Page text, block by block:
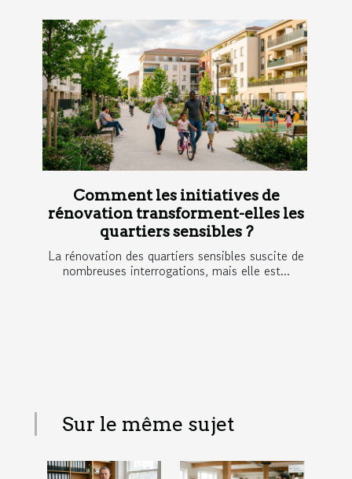
Comment les initiatives de
rénovation transforment-elles les
quartiers sensibles ?
La rénovation des quartiers sensibles suscite de
nombreuses interrogations, mais elle est...
Sur le même sujet